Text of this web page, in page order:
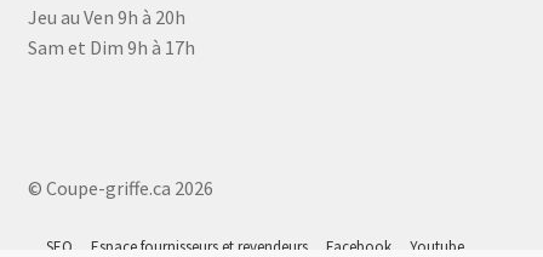
Jeu au Ven 9h à 20h
Sam et Dim 9h à 17h
© Coupe-griffe.ca 2026
SEO Espace fournisseurs et revendeurs Facebook Youtube